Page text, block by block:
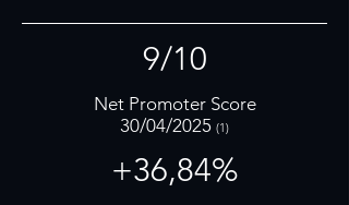
9/10
Net Promoter Score
30/04/2025 (1)
+36,84%